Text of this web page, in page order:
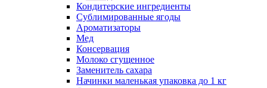
Кондитерские ингредиенты
Сублимированные ягоды
Ароматизаторы
Мед
Консервация
Молоко сгущенное
Заменитель сахара
Начинки маленькая упаковка до 1 кг